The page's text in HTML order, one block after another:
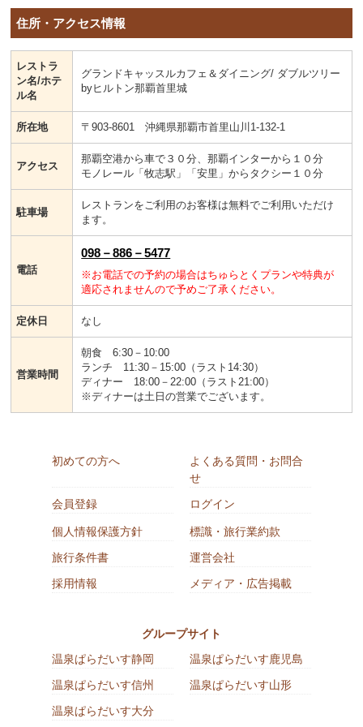
住所・アクセス情報
レストラ
ン名/ホテ
ル名
グランドキャッスルカフェ＆ダイニング/ ダブルツリー
byヒルトン那覇首里城
所在地 〒903-8601 沖縄県那覇市首里山川1-132-1
アクセス
那覇空港から車で３０分、那覇インターから１０分
モノレール「牧志駅」「安里」からタクシー１０分
駐車場
レストランをご利用のお客様は無料でご利用いただけ
ます。
電話
098－886－5477
※お電話での予約の場合はちゅらとくプランや特典が
適応されませんので予めご了承ください。
定休日 なし
営業時間
朝食 6:30－10:00
ランチ 11:30－15:00（ラスト14:30）
ディナー 18:00－22:00（ラスト21:00）
※ディナーは土日の営業でございます。
初めての方へ
よくある質問・お問合
せ
会員登録
ログイン
個人情報保護方針
標識・旅行業約款
旅行条件書
運営会社
採用情報
メディア・広告掲載
グループサイト
温泉ぱらだいす静岡
温泉ぱらだいす鹿児島
温泉ぱらだいす信州
温泉ぱらだいす山形
温泉ぱらだいす大分